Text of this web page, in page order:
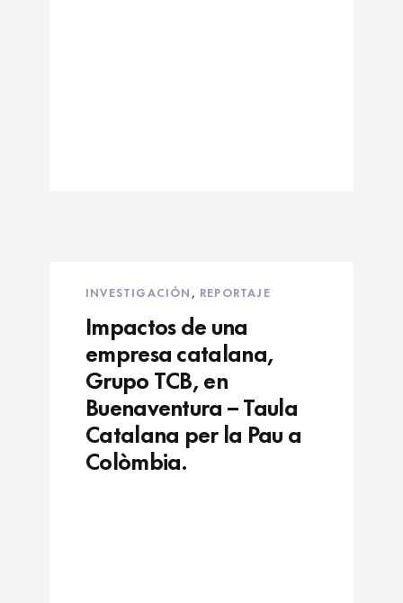
INVESTIGACIÓN , REPORTAJE
Impactos de una
empresa catalana,
Grupo TCB, en
Buenaventura – Taula
Catalana per la Pau a
Colòmbia.